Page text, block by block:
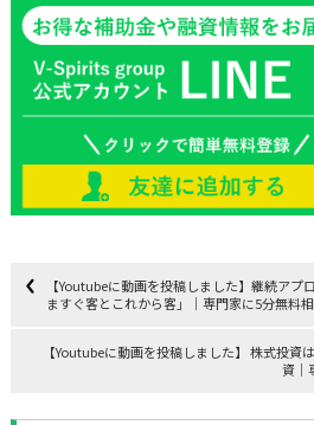
【Youtubeに動画を投稿しました】継続アプ
ますぐ客とこれから客」｜専門家に5分無料
【Youtubeに動画を投稿しました】 株式投資
資｜